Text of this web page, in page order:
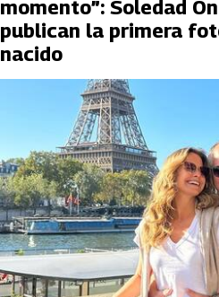
momento”: Soledad Onetto y su pareja
publican la primera
nacido